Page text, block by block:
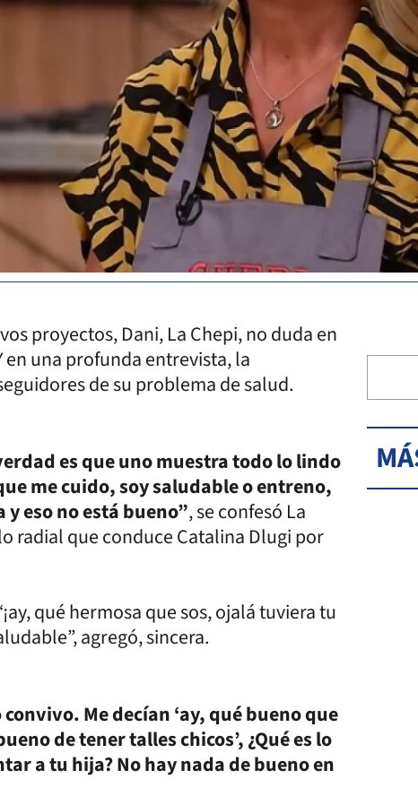
proyectos, Dani, La Chepi, no duda en
una profunda entrevista, la
de su problema de salud.
es que uno muestra todo lo lindo
me cuido, soy saludable o entreno,
eso no está bueno”, se confesó La
radial que conduce Catalina Dlugi por
qué hermosa que sos, ojalá tuviera tu
agregó, sincera.
Me decían ‘ay, qué bueno que
de tener talles chicos’, ¿Qué es lo
a tu hija? No hay nada de bueno en